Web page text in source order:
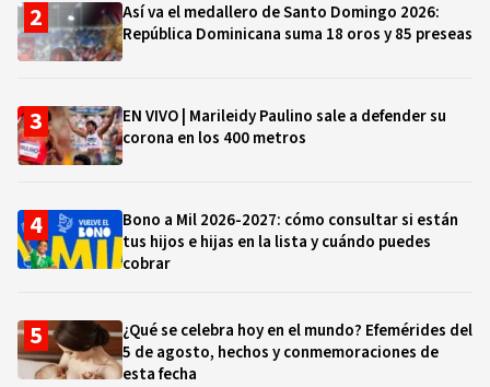
Así va el medallero de Santo Domingo 2026:
República Dominicana suma 18 oros y 85 preseas
EN VIVO | Marileidy Paulino sale a defender su
corona en los 400 metros
Bono a Mil 2026-2027: cómo consultar si están
tus hijos e hijas en la lista y cuándo puedes
cobrar
¿Qué se celebra hoy en el mundo? Efemérides del
5 de agosto, hechos y conmemoraciones de
esta fecha